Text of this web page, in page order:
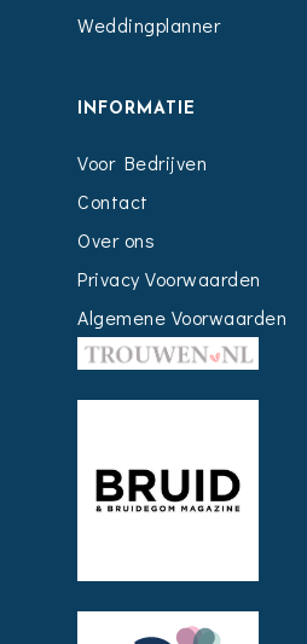
Weddingplanner
INFORMATIE
Voor Bedrijven
Contact
Over ons
Privacy Voorwaarden
Algemene Voorwaarden